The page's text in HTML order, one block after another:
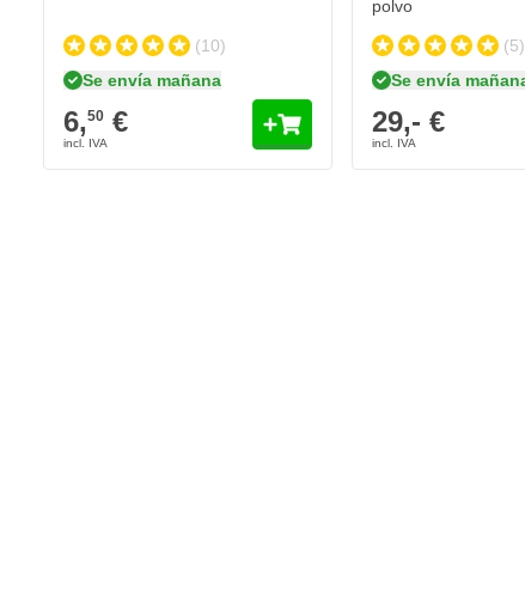
(10)
Se envía mañana
6,50 €
polvo
(5)
Se envía
29,- €